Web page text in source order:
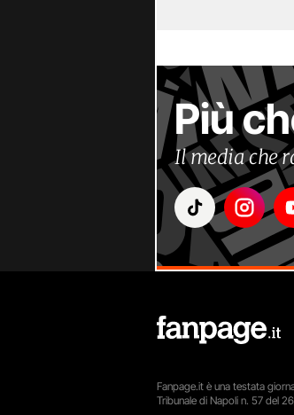
Più
Il media che
Fanpage.it è una testata
Tribunale di Napoli n. 57 del